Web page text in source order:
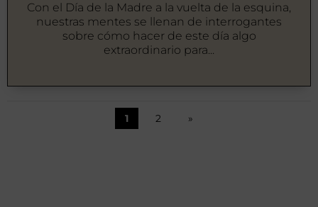
Con el Día de la Madre a la vuelta de la esquina,
nuestras mentes se llenan de interrogantes
sobre cómo hacer de este día algo
extraordinario para...
1 2 »